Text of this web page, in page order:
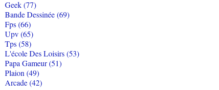
Geek (77)
Bande Dessinée (69)
Fps (66)
Upv (65)
Tps (58)
L'école Des Loisirs (53)
Papa Gameur (51)
Plaion (49)
Arcade (42)